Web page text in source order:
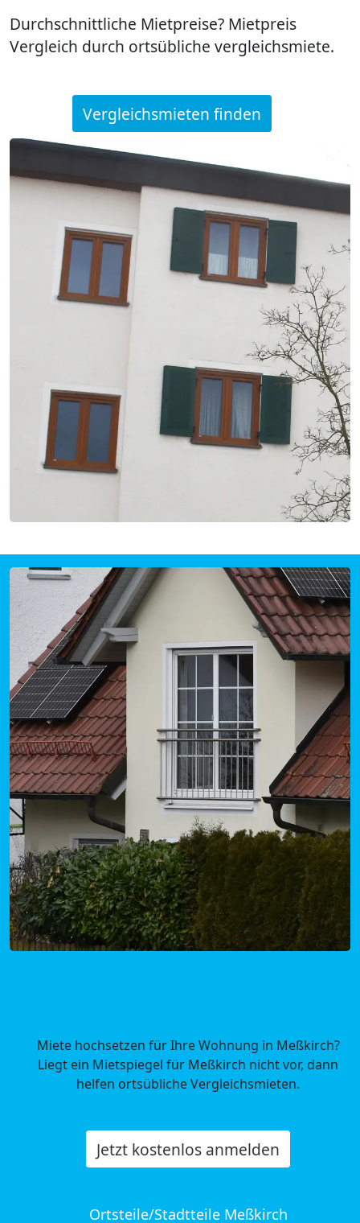
Durchschnittliche Mietpreise? Mietpreis
Vergleich durch ortsübliche vergleichsmiete.
Vergleichsmieten finden
Miete hochsetzen für Ihre Wohnung in Meßkirch?
Liegt ein Mietspiegel für Meßkirch nicht vor, dann
helfen ortsübliche Vergleichsmieten.
Jetzt kostenlos anmelden
Ortsteile/Stadtteile Meßkirch